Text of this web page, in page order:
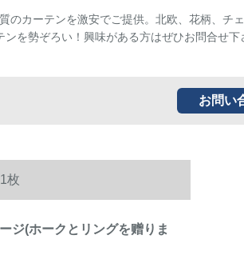
のカーテンを激安でご提供。北欧、花柄、チ
ンを勢ぞろい！興味がある方はぜひお問合せ下
お問い
枚
ジ(ホークとリングを赠りま